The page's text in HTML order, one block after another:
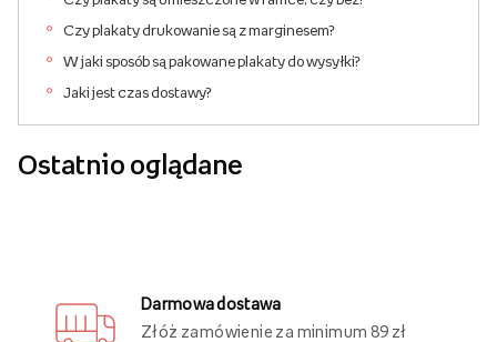
Czy plakaty drukowanie są z marginesem?
W jaki sposób są pakowane plakaty do wysyłki?
Jaki jest czas dostawy?
Ostatnio oglądane
Darmowa dostawa
Złóż zamówienie za minimum 89 zł